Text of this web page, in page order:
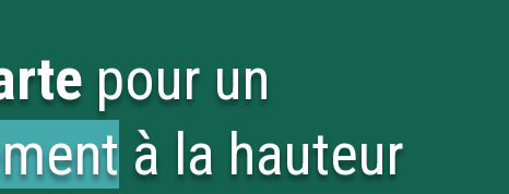
pour un
à la hauteur